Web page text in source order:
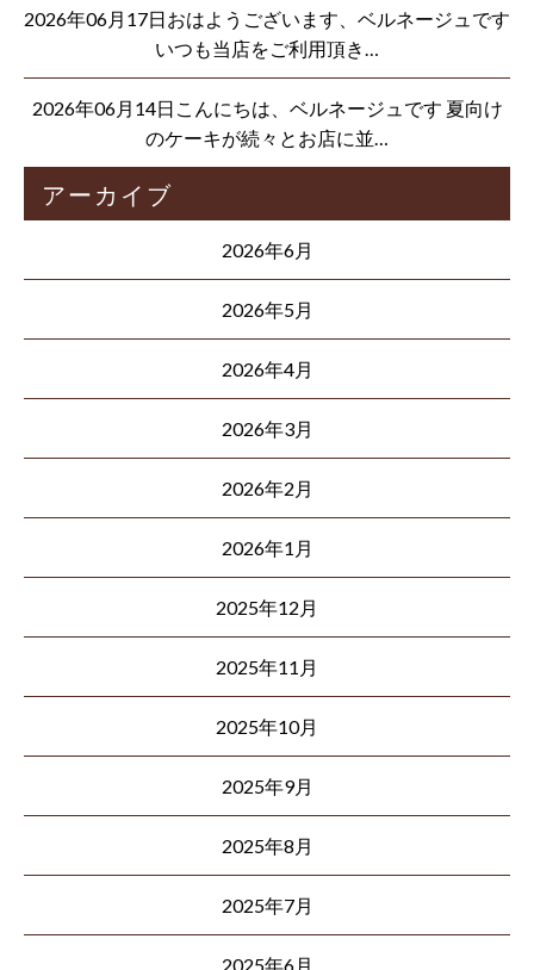
2026年06月17日おはようございます、ベルネージュです
いつも当店をご利用頂き…
2026年06月14日こんにちは、ベルネージュです 夏向け
のケーキが続々とお店に並…
アーカイブ
2026年6月
2026年5月
2026年4月
2026年3月
2026年2月
2026年1月
2025年12月
2025年11月
2025年10月
2025年9月
2025年8月
2025年7月
2025年6月